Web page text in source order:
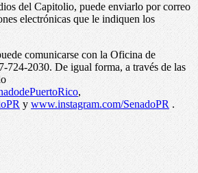
del Capitolio, puede enviarlo por correo
electrónicas que le indiquen los
comunicarse con la Oficina de
724-2030. De igual forma, a través de las
,
y www.instagram.com/SenadoPR .